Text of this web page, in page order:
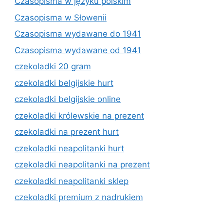
Czasopisma w Słowenii
Czasopisma wydawane do 1941
Czasopisma wydawane od 1941
czekoladki 20 gram
czekoladki belgijskie hurt
czekoladki belgijskie online
czekoladki królewskie na prezent
czekoladki na prezent hurt
czekoladki neapolitanki hurt
czekoladki neapolitanki na prezent
czekoladki neapolitanki sklep
czekoladki premium z nadrukiem